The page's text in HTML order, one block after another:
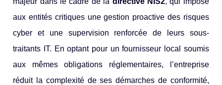
aux entités critiques une gestion proactive des risques
cyber et une supervision renforcée de leurs sous-
traitants IT. En optant pour un fournisseur local soumis
aux mêmes obligations réglementaires, l’entreprise
réduit la complexité de ses démarches de conformité,